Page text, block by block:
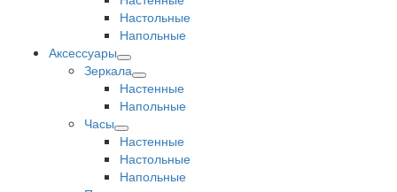
Настольные
Напольные
Аксессуары
Зеркала
Настенные
Напольные
Часы
Настенные
Настольные
Напольные